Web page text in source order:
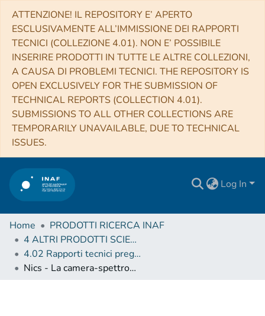
ATTENZIONE! IL REPOSITORY E’ APERTO
ESCLUSIVAMENTE ALL’IMMISSIONE DEI RAPPORTI
TECNICI (COLLEZIONE 4.01). NON E’ POSSIBILE
INSERIRE PRODOTTI IN TUTTE LE ALTRE COLLEZIONI,
A CAUSA DI PROBLEMI TECNICI. THE REPOSITORY IS
OPEN EXCLUSIVELY FOR THE SUBMISSION OF
TECHNICAL REPORTS (COLLECTION 4.01).
SUBMISSIONS TO ALL OTHER COLLECTIONS ARE
TEMPORARILY UNAVAILABLE, DUE TO TECHNICAL
ISSUES.
Log In
Home
PRODOTTI RICERCA INAF
4 ALTRI PRODOTTI SCIENTIFICI (Other scientific products)
4.02 Rapporti tecnici pregressi
Nics - La camera-spettrometro del TNG: XNICS Programmer's Guide